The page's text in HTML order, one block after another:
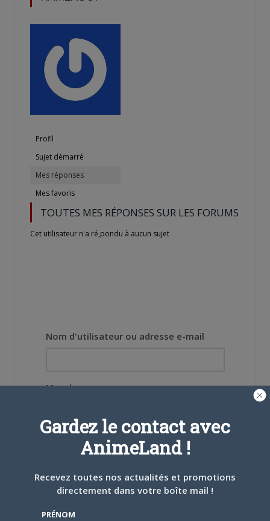
Profil
Sujet démarré
Mes réponses
Mes favoris
TOUTES MES RÉPONSES SUR LES FORUMS
Cet utilisateur n'a ré,pondu à aucun sujet
Nom d'utilisateur ou adresse e-mail
Mot de passe
Gardez le contact avec
AnimeLand !
Recevez toutes nos actualités et promotions
directement dans votre boîte mail !
PRÉNOM